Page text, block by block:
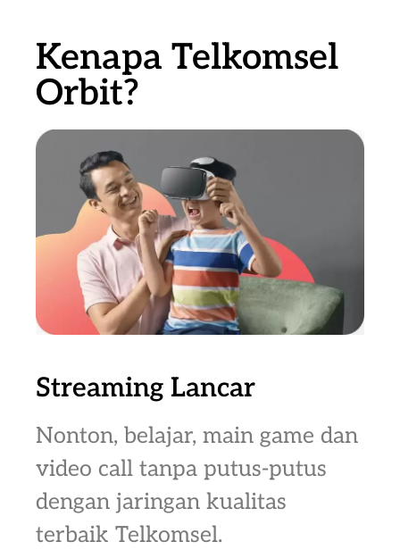
Kenapa Telkomsel
Orbit?
Streaming Lancar
Nonton, belajar, main game dan
video call tanpa putus-putus
dengan jaringan kualitas
terbaik Telkomsel.